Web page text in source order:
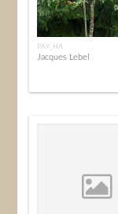
PAY_HA
Jacques Lebel